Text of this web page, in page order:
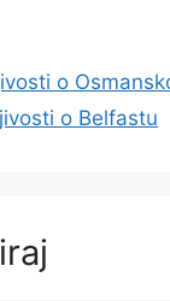
o
o Belfastu